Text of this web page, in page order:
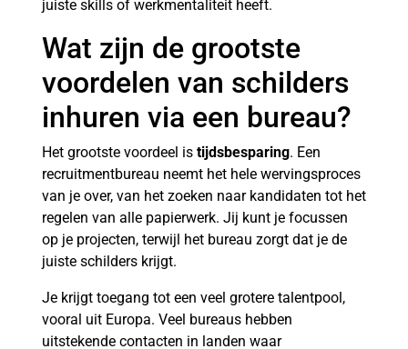
juiste skills of werkmentaliteit heeft.
Wat zijn de grootste
voordelen van schilders
inhuren via een bureau?
Het grootste voordeel is tijdsbesparing. Een
recruitmentbureau neemt het hele wervingsproces
van je over, van het zoeken naar kandidaten tot het
regelen van alle papierwerk. Jij kunt je focussen
op je projecten, terwijl het bureau zorgt dat je de
juiste schilders krijgt.
Je krijgt toegang tot een veel grotere talentpool,
vooral uit Europa. Veel bureaus hebben
uitstekende contacten in landen waar